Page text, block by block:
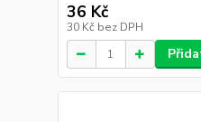
36 Kč
30 Kč bez DPH